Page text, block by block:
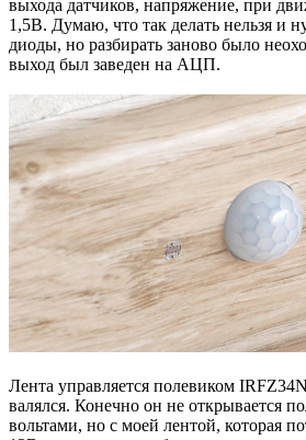
выхода датчиков, напряжение, при
1,5В. Думаю, что так делать нельзя и
диоды, но разбирать заново было
выход был заведен на АЦП.
Лента управляется полевиком
валялся. Конечно он не открывается
вольтами, но с моей лентой, которая